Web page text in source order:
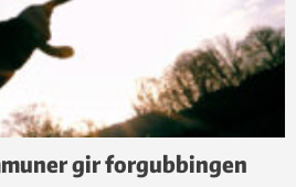
gir forgubbingen